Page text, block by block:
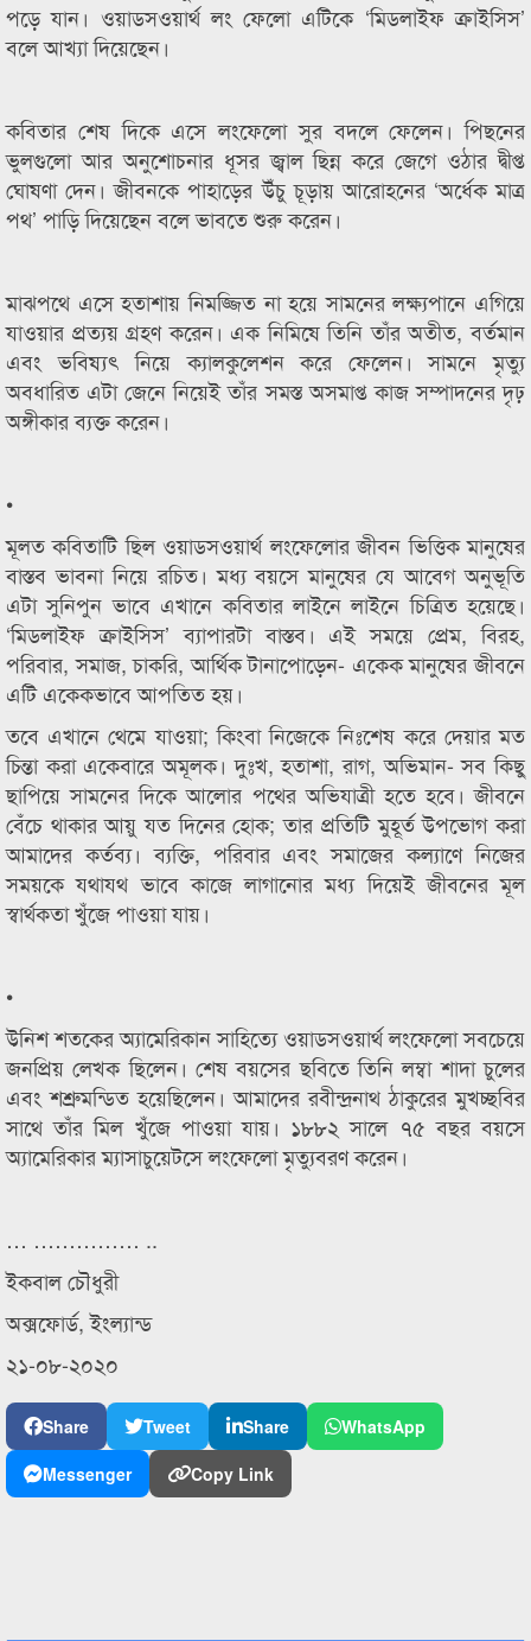
পড়ে যান। ওয়াডসওয়ার্থ লং ফেলো এটিকে ‘মিডলাইফ ক্রাইসিস’
বলে আখ্যা দিয়েছেন।
কবিতার শেষ দিকে এসে লংফেলো সুর বদলে ফেলেন। পিছনের
ভুলগুলো আর অনুশোচনার ধূসর জ্বাল ছিন্ন করে জেগে ওঠার দ্বীপ্ত
ঘোষণা দেন। জীবনকে পাহাড়ের উঁচু চূড়ায় আরোহনের ‘অর্ধেক মাত্র
পথ’ পাড়ি দিয়েছেন বলে ভাবতে শুরু করেন।
মাঝপথে এসে হতাশায় নিমজ্জিত না হয়ে সামনের লক্ষ্যপানে এগিয়ে
যাওয়ার প্রত্যয় গ্রহণ করেন। এক নিমিষে তিনি তাঁর অতীত, বর্তমান
এবং ভবিষ্যৎ নিয়ে ক্যালকুলেশন করে ফেলেন। সামনে মৃত্যু
অবধারিত এটা জেনে নিয়েই তাঁর সমস্ত অসমাপ্ত কাজ সম্পাদনের দৃঢ়
অঙ্গীকার ব্যক্ত করেন।
•
মূলত কবিতাটি ছিল ওয়াডসওয়ার্থ লংফেলোর জীবন ভিত্তিক মানুষের
বাস্তব ভাবনা নিয়ে রচিত। মধ্য বয়সে মানুষের যে আবেগ অনুভূতি
এটা সুনিপুন ভাবে এখানে কবিতার লাইনে লাইনে চিত্রিত হয়েছে।
‘মিডলাইফ ক্রাইসিস’ ব্যাপারটা বাস্তব। এই সময়ে প্রেম, বিরহ,
পরিবার, সমাজ, চাকরি, আর্থিক টানাপোড়েন- একেক মানুষের জীবনে
এটি একেকভাবে আপতিত হয়।
তবে এখানে থেমে যাওয়া; কিংবা নিজেকে নিঃশেষ করে দেয়ার মত
চিন্তা করা একেবারে অমূলক। দুঃখ, হতাশা, রাগ, অভিমান- সব কিছু
ছাপিয়ে সামনের দিকে আলোর পথের অভিযাত্রী হতে হবে। জীবনে
বেঁচে থাকার আয়ু যত দিনের হোক; তার প্রতিটি মুহূর্ত উপভোগ করা
আমাদের কর্তব্য। ব্যক্তি, পরিবার এবং সমাজের কল্যাণে নিজের
সময়কে যথাযথ ভাবে কাজে লাগানোর মধ্য দিয়েই জীবনের মূল
স্বার্থকতা খুঁজে পাওয়া যায়।
•
উনিশ শতকের অ্যামেরিকান সাহিত্যে ওয়াডসওয়ার্থ লংফেলো সবচেয়ে
জনপ্রিয় লেখক ছিলেন। শেষ বয়সের ছবিতে তিনি লম্বা শাদা চুলের
এবং শশ্রুমন্ডিত হয়েছিলেন। আমাদের রবীন্দ্রনাথ ঠাকুরের মুখচ্ছবির
সাথে তাঁর মিল খুঁজে পাওয়া যায়। ১৮৮২ সালে ৭৫ বছর বয়সে
অ্যামেরিকার ম্যাসাচুয়েটসে লংফেলো মৃত্যুবরণ করেন।
… …………… ..
ইকবাল চৌধুরী
অক্সফোর্ড, ইংল্যান্ড
২১-০৮-২০২০
Share Tweet Share
WhatsApp
Messenger
Copy Link